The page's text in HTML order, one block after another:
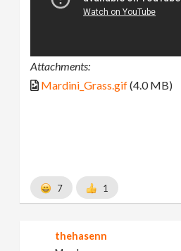
Attachments:
Mardini_Grass.gif(4.0 MB)
7 1
thehasenn